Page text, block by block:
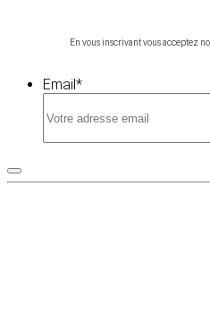
En vous inscrivant vous acceptez
Email*